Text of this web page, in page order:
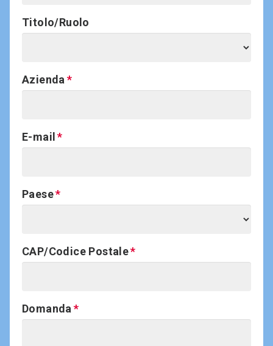
Titolo/Ruolo
Azienda
E-mail
Paese
CAP/Codice Postale
Domanda